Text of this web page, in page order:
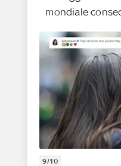
mondiale
9/10